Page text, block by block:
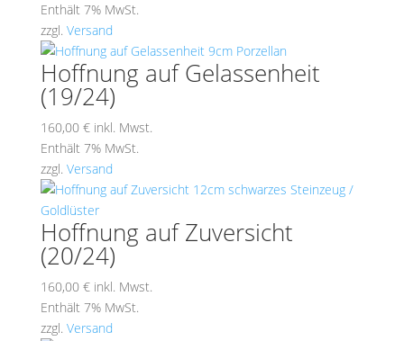
Enthält 7% MwSt.
zzgl. Versand
Hoffnung auf Gelassenheit
(19/24)
160,00 € inkl. Mwst.
Enthält 7% MwSt.
zzgl. Versand
Hoffnung auf Zuversicht
(20/24)
160,00 € inkl. Mwst.
Enthält 7% MwSt.
zzgl. Versand